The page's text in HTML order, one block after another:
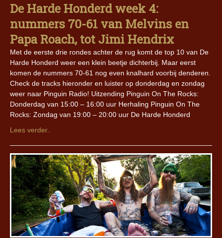
De Harde Honderd week 4:
nummers 70-61 van Melvins en
Papa Roach, tot Jimi Hendrix
Met de eerste drie rondes achter de rug komt de top 10 van De
Harde Honderd weer een klein beetje dichterbij. Maar eerst
komen de nummers 70-61 nog even knalhard voorbij denderen.
Check de tracks hieronder en luister op donderdag en zondag
weer naar Pinguin Radio! Uitzending Pinguin On The Rocks:
Donderdag van 15:00 – 16:00 uur Herhaling Pinguin On The
Rocks: Zondag van 19:00 – 20:00 uur De Harde Honderd
Lees verder..